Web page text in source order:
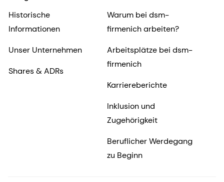
Historische
Informationen
Unser Unternehmen
Shares & ADRs
Warum bei dsm-
firmenich arbeiten?
Arbeitsplätze bei dsm-
firmenich
Karriereberichte
Inklusion und
Zugehörigkeit
Beruflicher Werdegang
zu Beginn